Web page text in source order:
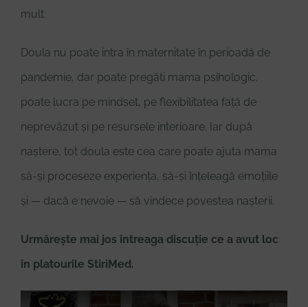
mult.
Doula nu poate intra în maternitate în perioadă de
pandemie, dar poate pregăti mama psihologic,
poate lucra pe mindset, pe flexibilitatea față de
neprevăzut și pe resursele interioare. Iar după
naștere, tot doula este cea care poate ajuta mama
să-și proceseze experiența, să-și înțeleagă emoțiile
și — dacă e nevoie — să vindece povestea nașterii.
Urmărește mai jos întreaga discuție ce a avut loc
în platourile StiriMed.